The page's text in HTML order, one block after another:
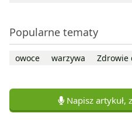
Popularne tematy
owoce warzywa Zdrowie
Napisz artykuł,